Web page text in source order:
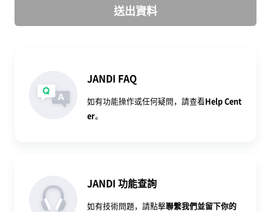
送出資料
JANDI FAQ
如有功能操作或任何疑問，請查看Help Cent
er。
JANDI 功能查詢
如有技術問題，請點擊聯繫我們並留下你的